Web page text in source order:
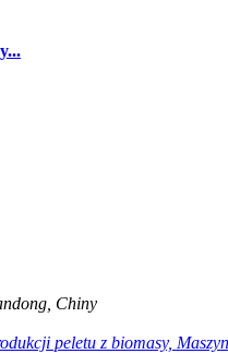
Chiny
peletu z biomasy,